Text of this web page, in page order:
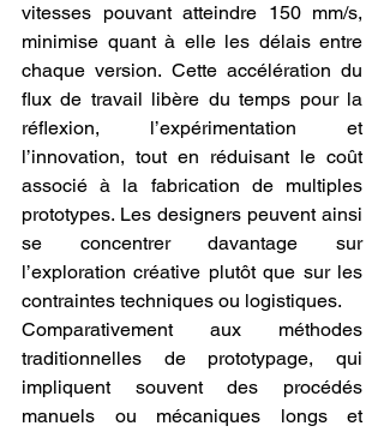
vitesses pouvant atteindre 150 mm/s,
minimise quant à elle les délais entre
chaque version. Cette accélération du
flux de travail libère du temps pour la
réflexion, l’expérimentation et
l’innovation, tout en réduisant le coût
associé à la fabrication de multiples
prototypes. Les designers peuvent ainsi
se concentrer davantage sur
l’exploration créative plutôt que sur les
contraintes techniques ou logistiques.
Comparativement aux méthodes
traditionnelles de prototypage, qui
impliquent souvent des procédés
manuels ou mécaniques longs et